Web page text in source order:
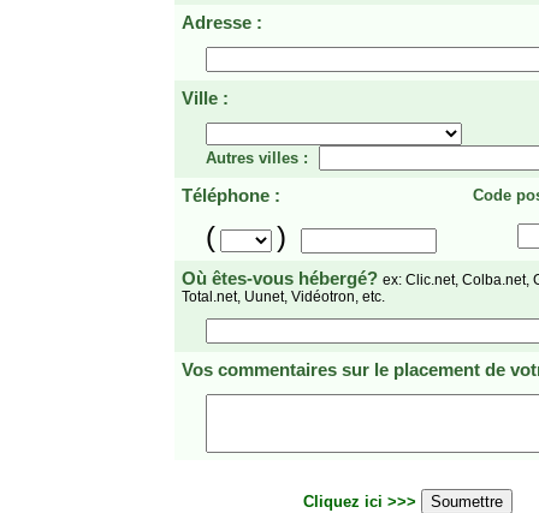
Adresse :
Ville :
Autres villes :
Téléphone : Code
( )
Où êtes-vous hébergé? ex: Clic.net, Colba.net,
Total.net, Uunet, Vidéotron, etc.
Vos commentaires sur le placement de
Cliquez ici >>>